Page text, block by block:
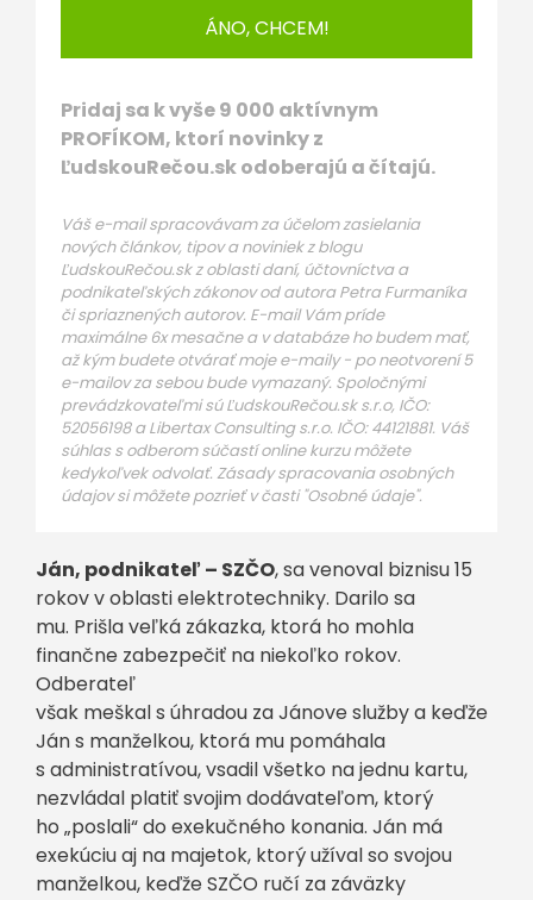
ÁNO, CHCEM!
Pridaj sa k vyše 9 000 aktívnym
PROFÍKOM, ktorí novinky z
ĽudskouRečou.sk odoberajú a čítajú.
Váš e-mail spracovávam za účelom zasielania
nových článkov, tipov a noviniek z blogu
ĽudskouRečou.sk z oblasti daní, účtovníctva a
podnikateľských zákonov od autora Petra Furmaníka
či spriaznených autorov. E-mail Vám príde
maximálne 6x mesačne a v databáze ho budem mať,
až kým budete otvárať moje e-maily - po neotvorení 5
e-mailov za sebou bude vymazaný. Spoločnými
prevádzkovateľmi sú ĽudskouRečou.sk s.r.o, IČO:
52056198 a Libertax Consulting s.r.o. IČO: 44121881. Váš
súhlas s odberom súčastí online kurzu môžete
kedykoľvek odvolať. Zásady spracovania osobných
údajov si môžete pozrieť v časti "Osobné údaje".
Ján, podnikateľ – SZČO, sa venoval biznisu 15
rokov v oblasti elektrotechniky. Darilo sa
mu. Prišla veľká zákazka, ktorá ho mohla
finančne zabezpečiť na niekoľko rokov.
Odberateľ
však meškal s úhradou za Jánove služby a keďže
Ján s manželkou, ktorá mu pomáhala
s administratívou, vsadil všetko na jednu kartu,
nezvládal platiť svojim dodávateľom, ktorý
ho „poslali“ do exekučného konania. Ján má
exekúciu aj na majetok, ktorý užíval so svojou
manželkou, keďže SZČO ručí za záväzky